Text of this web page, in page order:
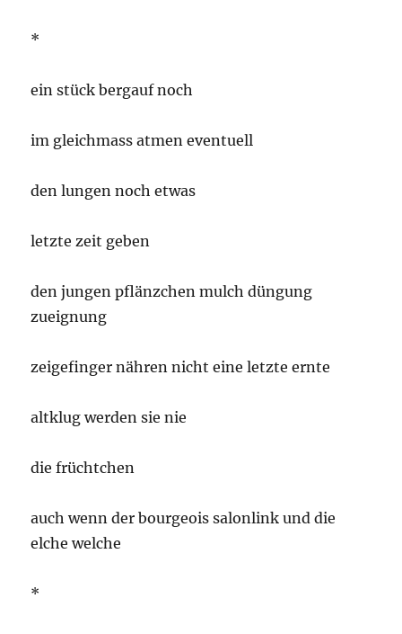
*
ein stück bergauf noch
im gleichmass atmen eventuell
den lungen noch etwas
letzte zeit geben
den jungen pflänzchen mulch düngung
zueignung
zeigefinger nähren nicht eine letzte ernte
altklug werden sie nie
die früchtchen
auch wenn der bourgeois salonlink und die
elche welche
*